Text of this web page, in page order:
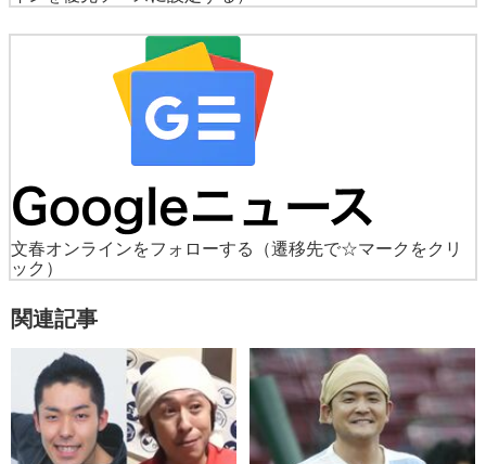
文春オンラインをフォローする
（遷移先で☆マークをクリ
ック）
関連記事